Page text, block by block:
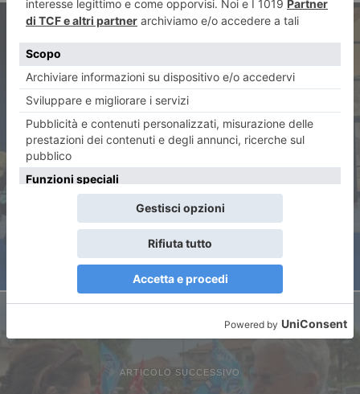
ARTICOLO PRECEDENTE
Finali Nazionali CSI: ValleBelbo
Sport in partenza per Lignano
Sabbiadoro
ARTICOLO SUCCESSIVO